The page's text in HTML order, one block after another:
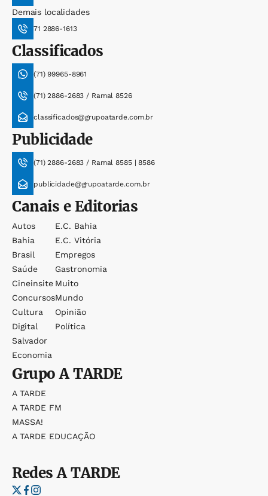
Demais localidades
71 2886-1613
Classificados
(71) 99965-8961
(71) 2886-2683 / Ramal 8526
classificados@grupoatarde.com.br
Publicidade
(71) 2886-2683 / Ramal 8585 | 8586
publicidade@grupoatarde.com.br
Canais e Editorias
Autos
Bahia
Brasil
Saúde
Cineinsite
Concursos
Cultura
Digital
Salvador
Economia
E.c. Bahia
E.c. Vitória
Empregos
Gastronomia
Muito
Mundo
Opinião
Política
GrupoA TARDE
A TARDE
A TARDE FM
MASSA!
A TARDE EDUCAÇÃO
RedesA TARDE